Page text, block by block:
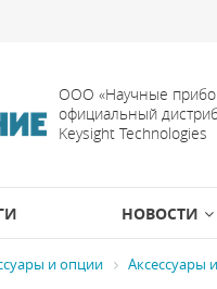
ООО «Научные
официальный
Keysight Technologies
НОВОСТИ
и опции Аксессуары